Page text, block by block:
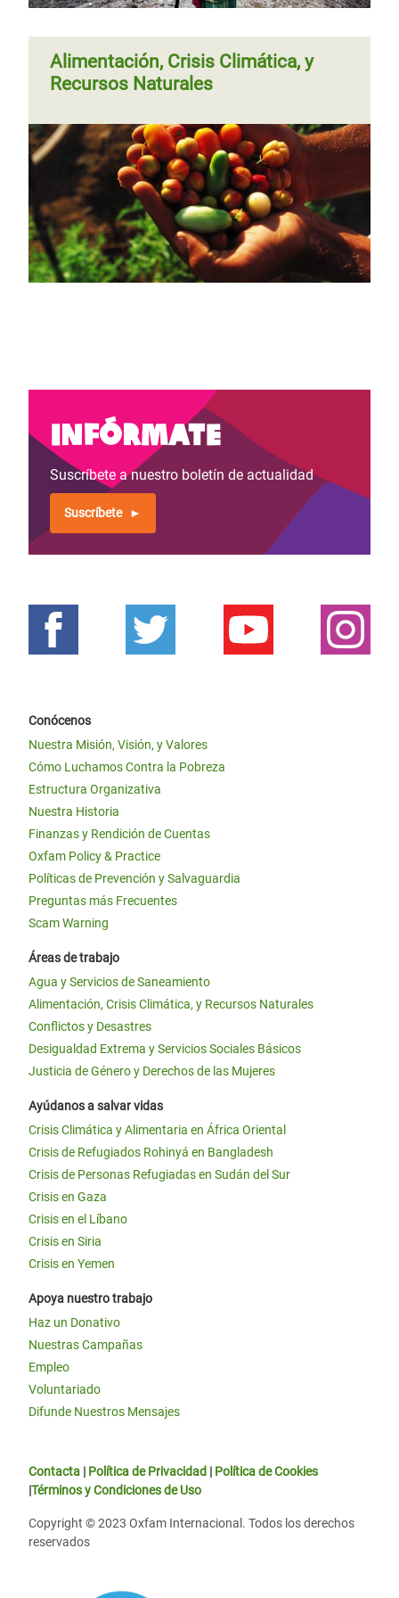
Paginación Página 1Siguiente
página
››
Paginación Página 1Siguiente
››
Alimentación, Crisis Climática, y
Recursos Naturales
Infórmate
Suscríbete a nuestro boletín de actualidad
Suscríbete
Conócenos
Nuestra Misión, Visión, y Valores
Cómo Luchamos Contra la Pobreza
Estructura Organizativa
Nuestra Historia
Finanzas y Rendición de Cuentas
Oxfam Policy & Practice
Políticas de Prevención y Salvaguardia
Preguntas más Frecuentes
Scam Warning
Áreas de trabajo
Agua y Servicios de Saneamiento
Alimentación, Crisis Climática, y Recursos Naturales
Conflictos y Desastres
Desigualdad Extrema y Servicios Sociales Básicos
Justicia de Género y Derechos de las Mujeres
Ayúdanos a salvar vidas
Crisis Climática y Alimentaria en África Oriental
Crisis de Refugiados Rohinyá en Bangladesh
Crisis de Personas Refugiadas en Sudán del Sur
Crisis en Gaza
Crisis en el Líbano
Crisis en Siria
Crisis en Yemen
Apoya nuestro trabajo
Haz un Donativo
Nuestras Campañas
Empleo
Voluntariado
Difunde Nuestros Mensajes
Contacta | Política de Privacidad | Política de Cookies
|Términos y Condiciones de Uso
Copyright © 2023 Oxfam Internacional. Todos los derechos
reservados